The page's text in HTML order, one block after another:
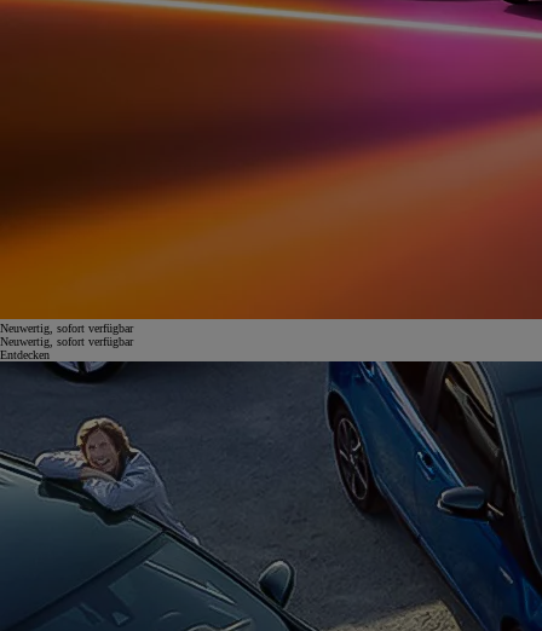
Neuwertig, sofort verfügbar
Neuwertig, sofort verfügbar
Entdecken